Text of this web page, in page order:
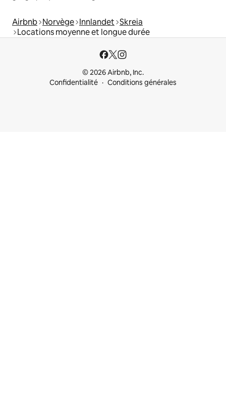
Airbnb Norvège Innlandet Skreia
Locations moyenne et longue durée
© 2026 Airbnb, Inc.
Confidentialité
Conditions générales